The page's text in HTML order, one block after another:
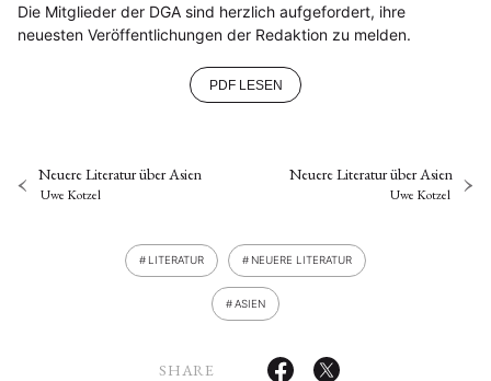
Die Mitglieder der DGA sind herzlich aufgefordert, ihre
neuesten Veröffentlichungen der Redaktion zu melden.
PDF LESEN
Neuere Literatur über Asien
Uwe Kotzel
Neuere Literatur über Asien
Uwe Kotzel
LITERATUR NEUERE LITERATUR
ASIEN
SHARE